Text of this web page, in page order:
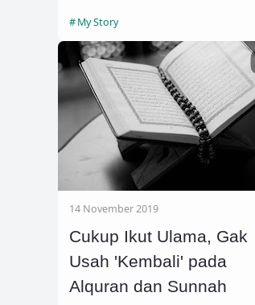
My Story
14 November 2019
Cukup Ikut Ulama, Gak
Usah 'Kembali' pada
Alquran dan Sunnah